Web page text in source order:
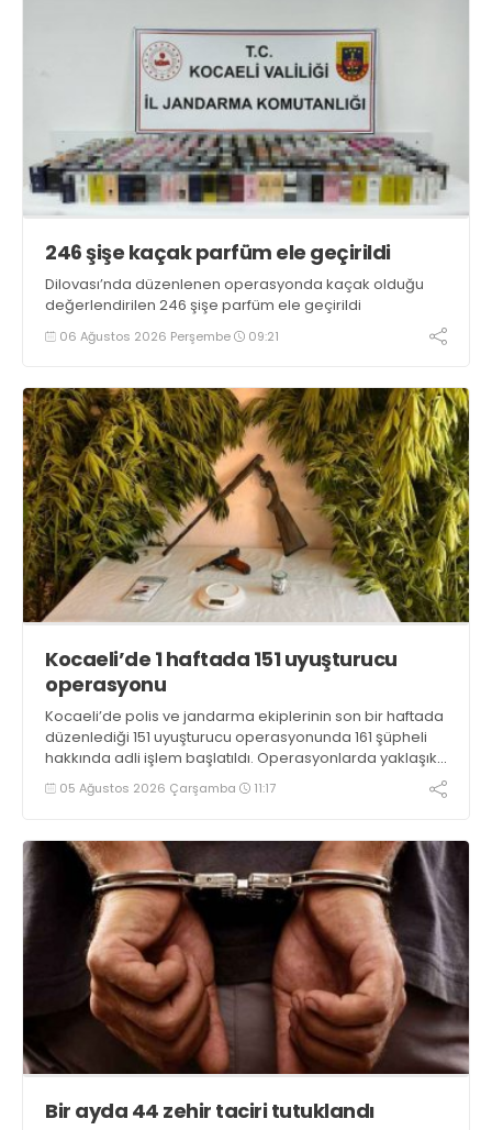
246 şişe kaçak parfüm ele geçirildi
Dilovası’nda düzenlenen operasyonda kaçak olduğu
değerlendirilen 246 şişe parfüm ele geçirildi
06 Ağustos 2026 Perşembe 09:21
Kocaeli’de 1 haftada 151 uyuşturucu
operasyonu
Kocaeli’de polis ve jandarma ekiplerinin son bir haftada
düzenlediği 151 uyuşturucu operasyonunda 161 şüpheli
hakkında adli işlem başlatıldı. Operasyonlarda yaklaşık
2 kilogram uyuşturucu madde ile 121 kök kenevir bitkisi
ele geçirilirken, 9 şüpheli tutuklandı
05 Ağustos 2026 Çarşamba 11:17
Bir ayda 44 zehir taciri tutuklandı